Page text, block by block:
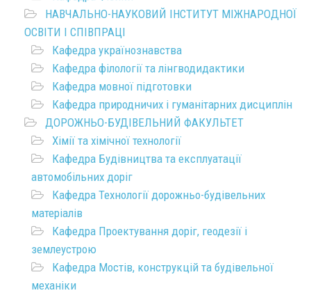
НАВЧАЛЬНО-НАУКОВИЙ ІНСТИТУТ МІЖНАРОДНОЇ
ОСВІТИ І СПІВПРАЦІ
Кафедра українознавства
Кафедра філології та лінгводидактики
Кафедра мовної підготовки
Кафедра природничих і гуманітарних дисциплін
ДОРОЖНЬО-БУДІВЕЛЬНИЙ ФАКУЛЬТЕТ
Хімії та хімічної технології
Кафедра Будівництва та експлуатації
автомобільних доріг
Кафедра Технології дорожньо-будівельних
матеріалів
Кафедра Проектування доріг, геодезії і
землеустрою
Кафедра Мостів, конструкцій та будівельної
механіки